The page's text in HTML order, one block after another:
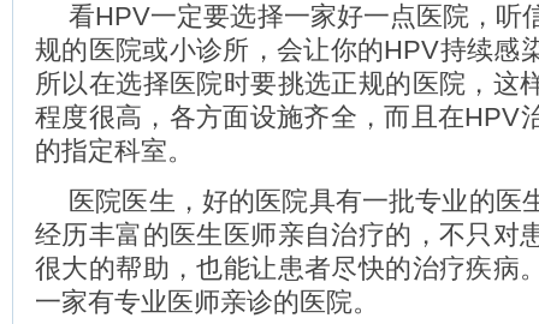
看HPV一定要选择一家好一点医院，听
规的医院或小诊所，会让你的HPV持续感
所以在选择医院时要挑选正规的医院，这
程度很高，各方面设施齐全，而且在HPV
的指定科室。
医院医生，好的医院具有一批专业的医
经历丰富的医生医师亲自治疗的，不只对
很大的帮助，也能让患者尽快的治疗疾病
一家有专业医师亲诊的医院。